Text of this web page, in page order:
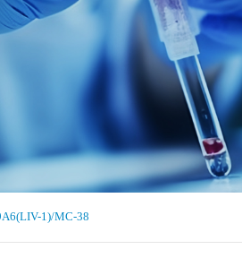
1)/MC-38